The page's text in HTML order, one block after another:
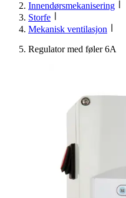
Innendørsmekanisering
Storfe
Mekanisk ventilasjon
Regulator med føler 6A